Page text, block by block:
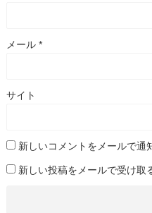
メール *
サイト
新しいコメントをメールで通
新しい投稿をメールで受け取